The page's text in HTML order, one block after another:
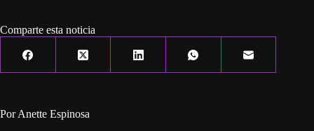
Comparte esta noticia
Por Anette Espinosa